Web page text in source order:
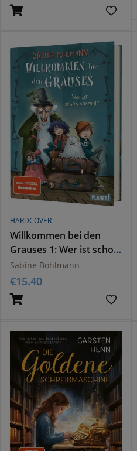
HARDCOVER
Willkommen bei den
Grauses 1: Wer ist schon
normal?
Sabine Bohlmann
€15.40